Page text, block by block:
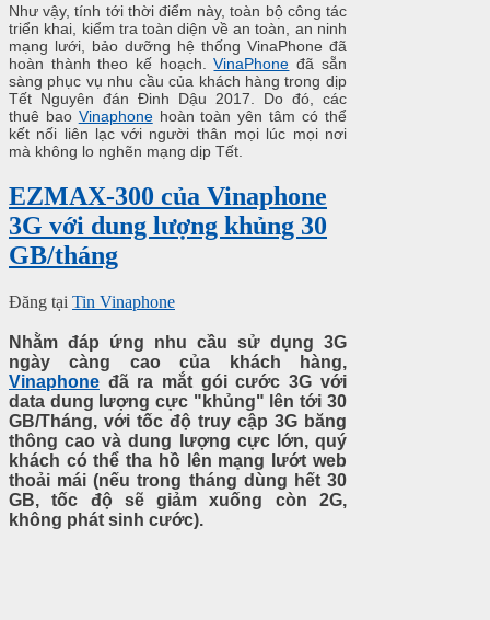
Như vậy, tính tới thời điểm này, toàn bộ công tác
triển khai, kiểm tra toàn diện về an toàn, an ninh
mạng lưới, bảo dưỡng hệ thống VinaPhone đã
hoàn thành theo kế hoạch.VinaPhone đã sẵn
sàng phục vụ nhu cầu của khách hàng trong dịp
Tết Nguyên đán Đinh Dậu 2017. Do đó, các
thuê bao Vinaphonehoàn toàn yên tâm có thể
kết nối liên lạc với người thân mọi lúc mọi nơi
mà không lo nghẽn mạng dịp Tết.
EZMAX-300 của Vinaphone
3G với dung lượng khủng 30
GB/tháng
Đăng tại Tin Vinaphone
Nhằm đáp ứng nhu cầu sử dụng 3G
ngày càng cao của khách hàng,
Vinaphone đã ra mắt gói cước 3G với
data dung lượng cực "khủng" lên tới 30
GB/Tháng, với tốc độ truy cập 3G băng
thông cao và dung lượng cực lớn, quý
khách có thể tha hồ lên mạng lướt web
thoải mái (nếu trong tháng dùng hết 30
GB, tốc độ sẽ giảm xuống còn 2G,
không phát sinh cước).